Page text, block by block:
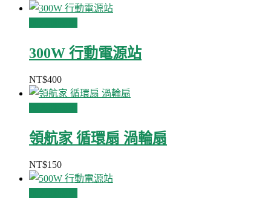
300W 行動電源站
NT$400
領航家 循環扇 渦輪扇
NT$150